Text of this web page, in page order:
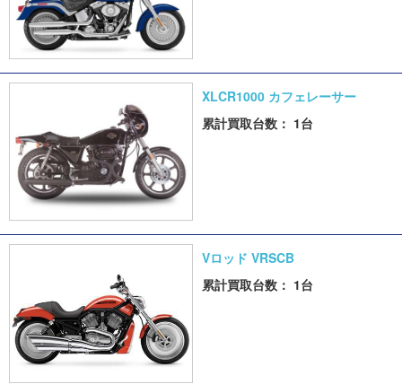
XLCR1000 カフェレーサー
累計買取台数： 1台
Vロッド VRSCB
累計買取台数： 1台